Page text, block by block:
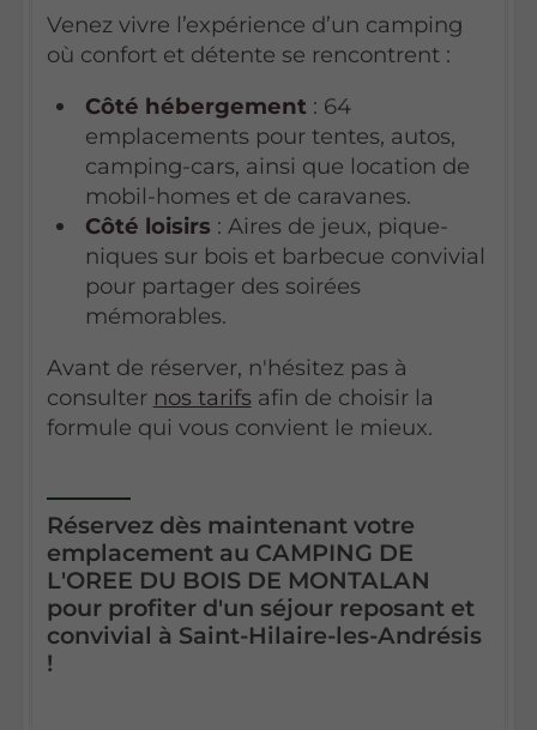
Venez vivre l’expérience d’un camping
où confort et détente se rencontrent :
Côté hébergement : 64
emplacements pour tentes, autos,
camping-cars, ainsi que location de
mobil-homes et de caravanes.
Côté loisirs : Aires de jeux, pique-
niques sur bois et barbecue convivial
pour partager des soirées
mémorables.
Avant de réserver, n'hésitez pas à
consulter nos tarifs afin de choisir la
formule qui vous convient le mieux.
Réservez dès maintenant votre
emplacement au CAMPING DE
L'OREE DU BOIS DE MONTALAN
pour profiter d'un séjour reposant et
convivial à Saint-Hilaire-les-Andrésis
!